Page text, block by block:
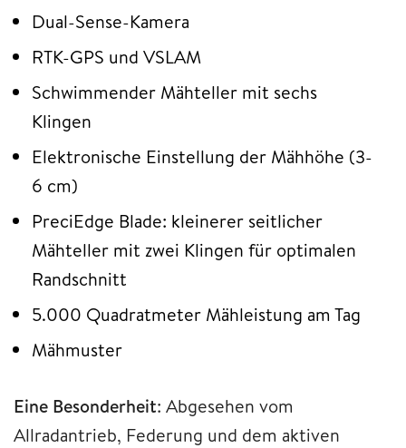
Dual-Sense-Kamera
RTK-GPS und VSLAM
Schwimmender Mähteller mit sechs
Klingen
Elektronische Einstellung der Mähhöhe (3-
6 cm)
PreciEdge Blade: kleinerer seitlicher
Mähteller mit zwei Klingen für optimalen
Randschnitt
5.000 Quadratmeter Mähleistung am Tag
Mähmuster
Eine Besonderheit: Abgesehen vom
Allradantrieb, Federung und dem aktiven